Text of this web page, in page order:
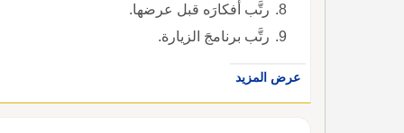
رتَّب أفكارَه قبل عرضها.
رتَّب برنامجَ الزيارة.
عرض المزيد